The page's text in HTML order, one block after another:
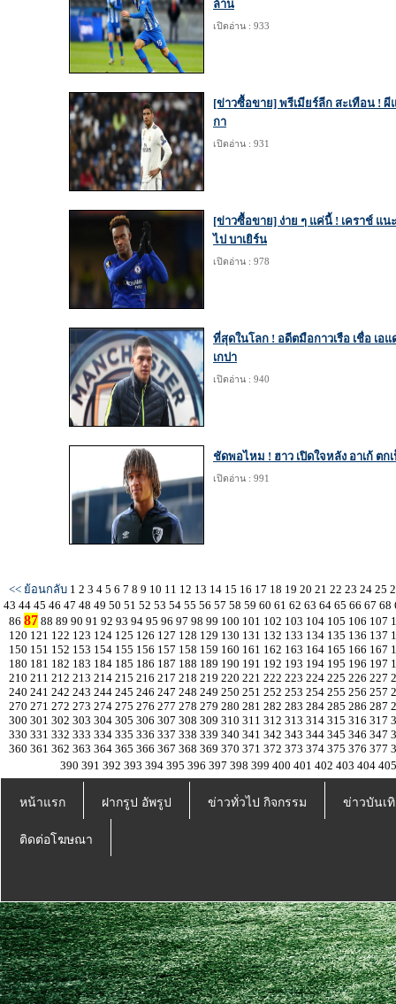
ล้าน
เปิดอ่าน : 933
[ข่าวซื้อขาย] พรีเมียร์ลีก สะเทือน ! ผี
กา
เปิดอ่าน : 931
[ข่าวซื้อขาย] ง่าย ๆ แค่นี้ ! เคราช์ แน
ไป บาเยิร์น
เปิดอ่าน : 978
ที่สุดในโลก ! อดีตมือกาวเรือ เชื่อ เอ
เกปา
เปิดอ่าน : 940
ชัดพอไหม ! ฮาว เปิดใจหลัง อาเก้ ต
เปิดอ่าน : 991
<< ย้อนกลับ 1 2 3 4 5 6 7 8 9 10 11 12 13 14 15 16 17 18 19 20 21 22 23 24 25
43 44 45 46 47 48 49 50 51 52 53 54 55 56 57 58 59 60 61 62 63 64 65 66 67 68
86 87 88 89 90 91 92 93 94 95 96 97 98 99 100 101 102 103 104 105 106 107
120 121 122 123 124 125 126 127 128 129 130 131 132 133 134 135 136 137
150 151 152 153 154 155 156 157 158 159 160 161 162 163 164 165 166 167
180 181 182 183 184 185 186 187 188 189 190 191 192 193 194 195 196 197
210 211 212 213 214 215 216 217 218 219 220 221 222 223 224 225 226 227
240 241 242 243 244 245 246 247 248 249 250 251 252 253 254 255 256 257
270 271 272 273 274 275 276 277 278 279 280 281 282 283 284 285 286 287
300 301 302 303 304 305 306 307 308 309 310 311 312 313 314 315 316 317
330 331 332 333 334 335 336 337 338 339 340 341 342 343 344 345 346 347
360 361 362 363 364 365 366 367 368 369 370 371 372 373 374 375 376 377
390 391 392 393 394 395 396 397 398 399 400 401 402 403 404
หน้าแรก ฝากรูป อัพรูป ข่าวทั่วไป กิจกรรม ข่าวบันเ
ติดต่อโฆษณา